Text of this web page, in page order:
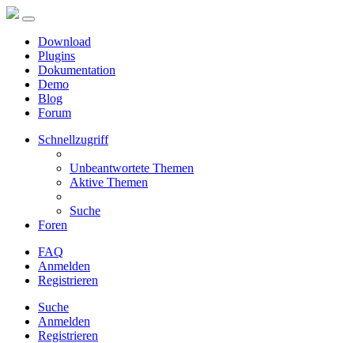
Download
Plugins
Dokumentation
Demo
Blog
Forum
Schnellzugriff
Unbeantwortete Themen
Aktive Themen
Suche
Foren
FAQ
Anmelden
Registrieren
Suche
Anmelden
Registrieren